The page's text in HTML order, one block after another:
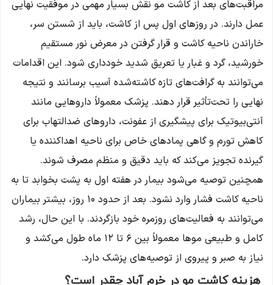
مراقبت‌های بعد از کاشت مو نقش بسیار مهمی در موفقیت نهایی
عمل دارند. در روزهای اول پس از کاشت، باید از شستن سر،
خاراندن ناحیه کاشت و قرار گرفتن در معرض نور مستقیم
خورشید، گرد و غبار یا تعریق شدید خودداری شود. این اقدامات
می‌توانند به گرافت‌های تازه کاشته‌شده آسیب برسانند و نتیجه
نهایی را تحت‌تأثیر قرار دهند. پزشک معمولاً داروهایی مانند
آنتی‌بیوتیک برای پیشگیری از عفونت، داروهای ضدالتهاب برای
کاهش تورم و گاهی پمادهای خاص برای ناحیه اهداکننده یا
گیرنده تجویز می‌کند که باید دقیق و منظم مصرف شوند.
همچنین توصیه می‌شود بیمار در هفته اول به پشت بخوابد تا به
ناحیه کاشت فشار وارد نشود. بعد از حدود ۱۰ روز، بیشتر بیماران
می‌توانند به فعالیت‌های روزمره خود بازگردند. با این حال، رشد
کامل و طبیعی موها معمولاً بین ۶ تا ۱۲ ماه طول می‌کشد و
نیاز به صبر و پیروی از توصیه‌های پزشک دارد.
هزینه کاشت مو در خرم آباد چقدر است؟